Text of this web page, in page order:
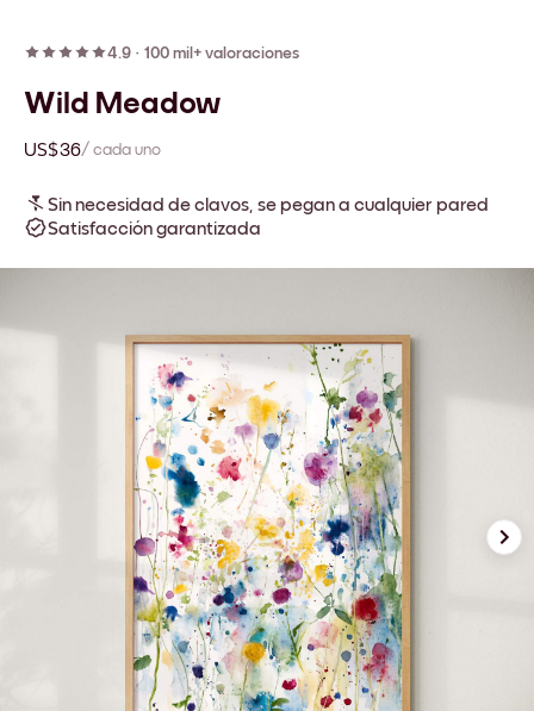
4.9 · 100 mil+ valoraciones
Wild Meadow
US$36/ cada uno
Sin necesidad de clavos, se pegan a cualquier pared
Satisfacción garantizada